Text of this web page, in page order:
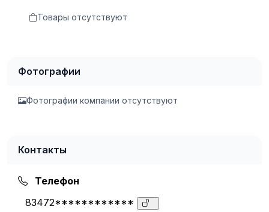
Товары отсутствуют
Фотографии
Фотографии компании отсутствуют
Контакты
Телефон
83472************